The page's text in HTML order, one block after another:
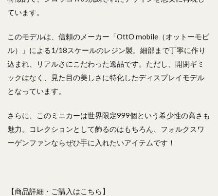
ています。
このモデルは、信頼のメーカー「OttO mobile（オットーモビ
ル）」による1/18スケールのレジン製。細部まで丁寧に作り
込まれ、リアルさにこだわった逸品です。ただし、開閉ギミ
ックはなく、見た目の美しさに特化したディスプレイモデル
となっています。
さらに、このミニカーは世界限定999個という希少性の高さも
魅力。コレクションとして飾るのはもちろん、フォルクスワ
ーゲンファンならぜひ手に入れたいアイテムです！
【商品詳細・ご購入はこちら】